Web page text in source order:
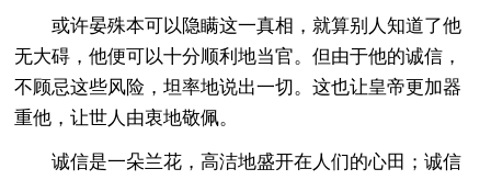
或许晏殊本可以隐瞒这一真相，就算别人知道了他
无大碍，他便可以十分顺利地当官。但由于他的诚信，
不顾忌这些风险，坦率地说出一切。这也让皇帝更加器
重他，让世人由衷地敬佩。
诚信是一朵兰花，高洁地盛开在人们的心田；诚信